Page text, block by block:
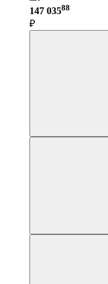
147 03588
₽